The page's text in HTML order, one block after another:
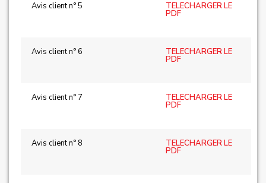
Avis client n° 5 TELECHARGER LE
PDF
Avis client n° 6 TELECHARGER LE
PDF
Avis client n° 7 TELECHARGER LE
PDF
Avis client n° 8 TELECHARGER LE
PDF